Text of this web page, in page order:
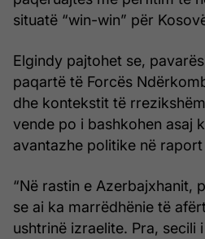
situatë “win-win” për
Elgindy pajtohet se,
paqartë të Forcës
dhe kontekstit të
vende po i bashkohen asaj
avantazhe politike në
“Në rastin e Azerbajxhanit,
se ai ka marrëdhënie të
ushtrinë izraelite. Pra, secili